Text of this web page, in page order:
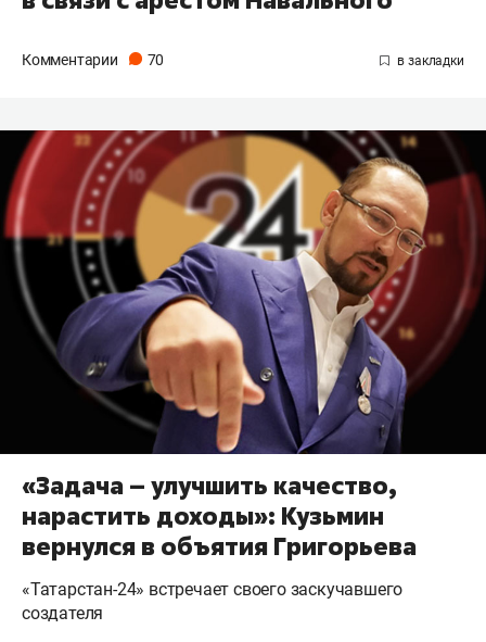
Комментарии 70
«Задача – улучшить качество,
нарастить доходы»: Кузьмин
вернулся в объятия Григорьева
«Татарстан-24» встречает своего заскучавшего
создателя